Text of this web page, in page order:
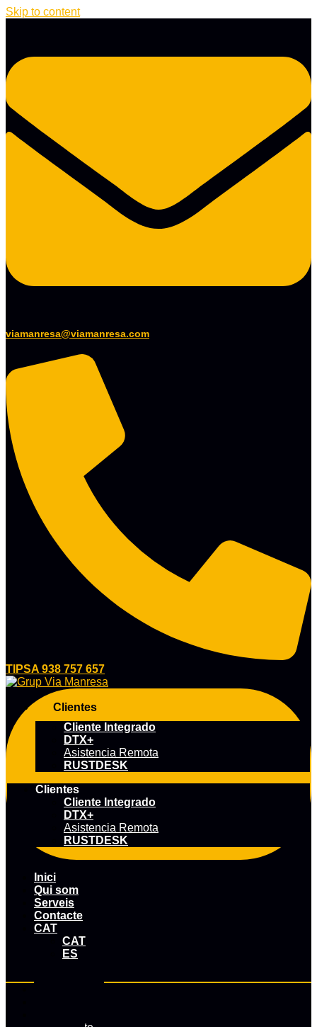
Skip to content
viamanresa@viamanresa.com
TIPSA 938 757 657
Clientes
Cliente Integrado
DTX+
Asistencia Remota
RUSTDESK
Clientes
Cliente Integrado
DTX+
Asistencia Remota
RUSTDESK
Inici
Qui som
Serveis
Contacte
CAT
CAT
ES